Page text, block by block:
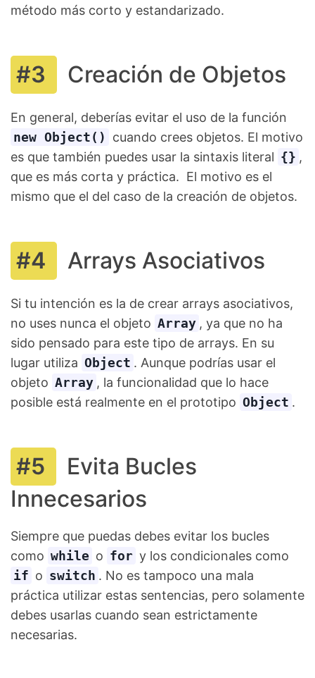
método más corto y estandarizado.
Creación de Objetos
En general, deberías evitar el uso de la función
new Object()
cuando crees objetos. El motivo
es que también puedes usar la sintaxis literal {} ,
que es más corta y práctica. El motivo es el
mismo que el del caso de la creación de objetos.
Arrays Asociativos
Si tu intención es la de crear arrays asociativos,
no uses nunca el objeto Array , ya que no ha
sido pensado para este tipo de arrays. En su
lugar utiliza Object . Aunque podrías usar el
objeto Array , la funcionalidad que lo hace
posible está realmente en el prototipo Object .
Evita Bucles
Innecesarios
Siempre que puedas debes evitar los bucles
como while o for y los condicionales como
if o switch . No es tampoco una mala
práctica utilizar estas sentencias, pero solamente
debes usarlas cuando sean estrictamente
necesarias.